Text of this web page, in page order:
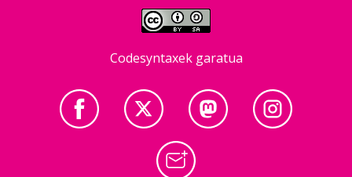
Codesyntaxek garatua